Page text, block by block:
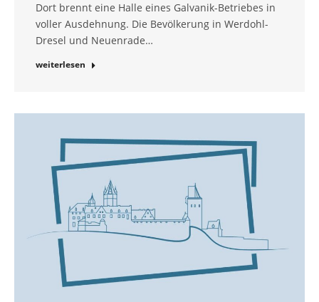
Dort brennt eine Halle eines Galvanik-Betriebes in
voller Ausdehnung. Die Bevölkerung in Werdohl-
Dresel und Neuenrade…
weiterlesen